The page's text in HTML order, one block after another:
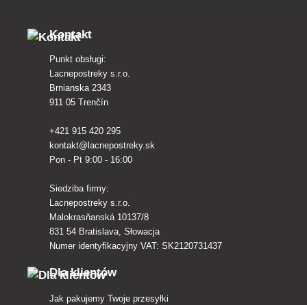
Kontakt
Punkt obsługi:
Lacnepostreky s.r.o.
Brnianska 2343
911 05 Trenčín
+421 915 420 295
kontakt@lacnepostreky.sk
Pon - Pt 9:00 - 16:00
Siedziba firmy:
Lacnepostreky s.r.o.
Malokrasňanská 10137/8
831 54 Bratislava, Słowacja
Numer identyfikacyjny VAT: SK2120731437
Dla klientów
Jak pakujemy Twoje przesyłki